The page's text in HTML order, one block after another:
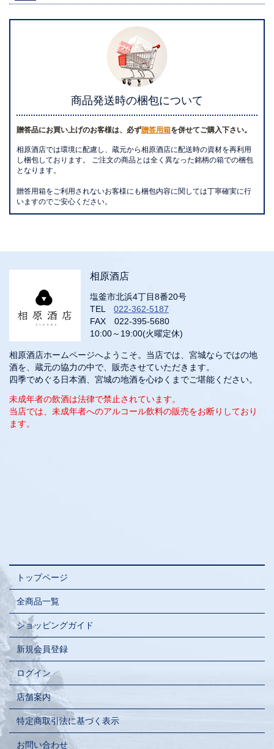
商品発送時の梱包について
贈答品にお買い上げのお客様は、必ず贈答用箱を併せてご購入下さい。
相原酒店では環境に配慮し、蔵元から相原酒店に配送時の資材を再利用
し梱包しております。 ご注文の商品とは全く異なった銘柄の箱での梱包
となります。
贈答用箱をご利用されないお客様にも梱包内容に関しては丁寧確実に行
いますのでご安心ください。
相原酒店
塩釜市北浜4丁目8番20号
TEL 022-362-5187
FAX 022-395-5680
10:00～19:00(火曜定休)
相原酒店ホームページへようこそ。当店では、宮城ならではの地
酒を、蔵元の協力の中で、販売させていただきます。
四季でめぐる日本酒、宮城の地酒を心ゆくまでご堪能ください。
未成年者の飲酒は法律で禁止されています。
当店では、未成年者へのアルコール飲料の販売をお断りしており
ます。
トップページ
全商品一覧
ショッピングガイド
新規会員登録
ログイン
店舗案内
特定商取引法に基づく表示
お問い合わせ